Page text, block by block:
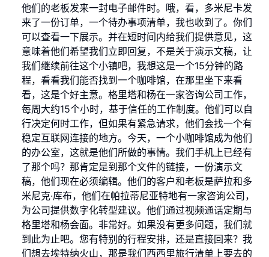
他们的老板发来一封电子邮件时。哦，看，多米尼卡发
来了一份订单，一个待办事项清单，我也收到了。你们
可以查看一下展示。并在短时间内给我们提供意见，这
意味着他们希望我们立即回复，不是关于演示文稿，让
我们继续前往这个小镇吧，我想这是一个15分钟的路
程，看看我们能否找到一个咖啡馆，在那里坐下来看
看，这是个好主意。格里塔和杨在一家咨询公司工作，
每周大约15个小时，基于信任的工作制度。他们可以自
行决定何时工作，但如果有紧急请求，他们会找一个有
稳定互联网连接的地方。今天，一个小咖啡馆成为他们
的办公室，这就是他们所做的事情。我们手机上已经有
了那个吗？那肯定是到那个文件的链接，一份演示文
稿，他们现在必须编辑。他们的客户和老板是萨拉和多
米尼克·库布，他们在帕拉蒂尼亚特地有一家咨询公司，
为公司提供数字化转型建议。他们通过视频通话定期与
格里塔和杨会面。非常好。如果没有更多问题，我们就
到此为止吧。您有特别的行程安排，还是直接回来？我
们想去埃特纳火山，那是我们西西里旅行清单上要去的